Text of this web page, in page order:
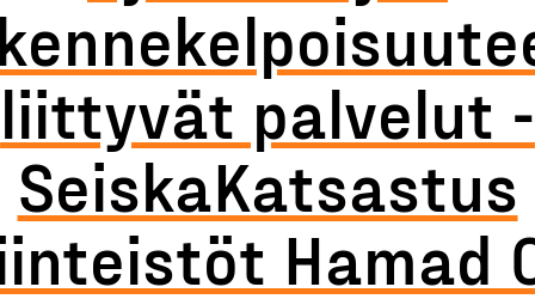
liittyvät palvelut -
SeiskaKatsastus
Hamad